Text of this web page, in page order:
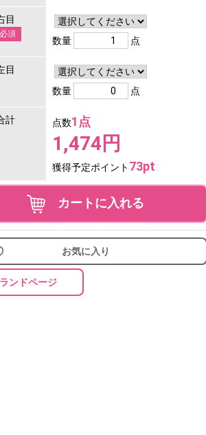
目
須
数量 点
目
数量
点
計 点数1点
1,474円
獲得予定ポイント 73pt
カートに入れる
お気に入り
ンドページ